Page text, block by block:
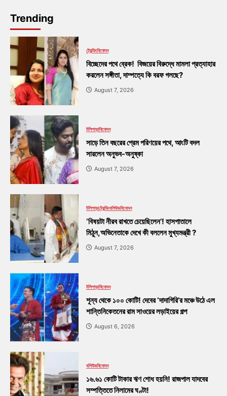
Trending
ট্রেন্ডিংবিনোদন
বিচ্ছেদের পথে ব্রেক! বিজয়ের বিরুদ্ধে মামলা প্রত্যাহার
করলেন সঙ্গীতা, দাম্পত্যে কি বরফ গলছে?
August 7, 2026
টলিপাড়াবিনোদন
সাড়ে তিন বছরের প্রেম পরিণয়ের পথে, আংটি বদল
সারলেন অনুভব-অনুষ্কা
August 7, 2026
টলিপাড়াট্রেন্ডিংবলিউডবিনোদন
‘বিষয়টা নীরব রাখতে চেয়েছিলেন’! হাসপাতালে
মিঠুন,অভিনেতাকে দেখে কী বললেন মুখ্যমন্ত্রী ?
August 7, 2026
টলিপাড়াবিনোদন
শূন্য থেকে ১০০ কোটি! দেবের ‘দাদাগিরি’র মঞ্চে উঠে এল
শান্তিনিকেতনের রাম সাওয়ের লড়াইয়ের গল্প
August 6, 2026
বলিউডবিনোদন
১৬.৬১ কোটি টাকার ঋণ শোধ হয়নি! রাজপাল যাদবের
সম্পত্তিতে নিলামের ঘণ্টা!